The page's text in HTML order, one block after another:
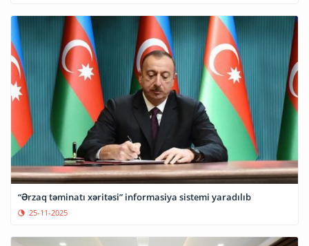
“Ərzaq təminatı xəritəsi” informasiya sistemi yaradılıb
25-11-2025